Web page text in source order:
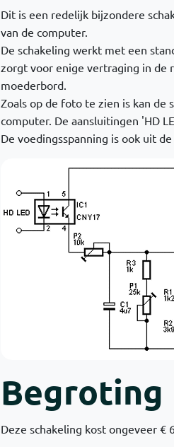
Dit is een redelijk bijzondere
van de computer.
De schakeling werkt met een
zorgt voor enige vertraging in de
moederbord.
Zoals op de foto te zien is kan de
computer. De aansluitingen 'HD
De voedingsspanning is ook uit
Begroting
Deze schakeling kost ongeveer €